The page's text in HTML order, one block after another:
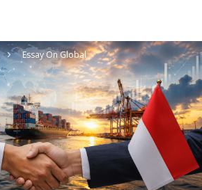
Essay On Global